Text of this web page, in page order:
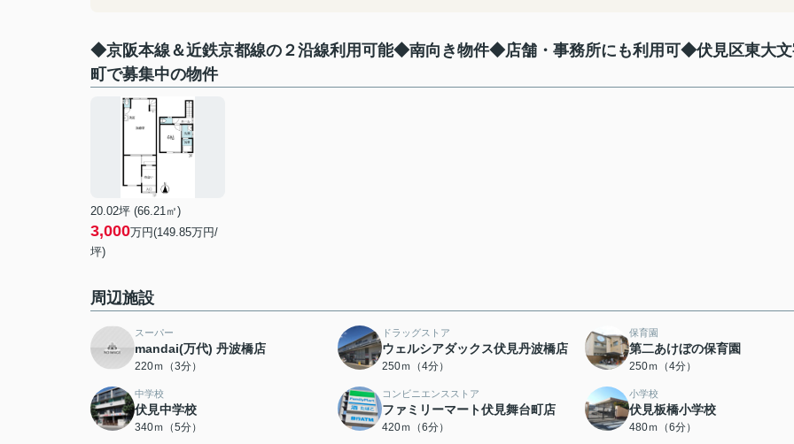
◆京阪本線＆近鉄京都線の２沿線利用可能◆南向き物件◆店舗・事務所にも利用可◆伏見区東大
町で募集中の物件
20.02坪 (66.21㎡)
3,000万円(149.85万円/
坪)
周辺施設
スーパー
mandai(万代) 丹波橋店
220ｍ（3分）
ドラッグストア
ウェルシアダックス伏見丹波橋店
250ｍ（4分）
保育園
第二あけぼの保育園
250ｍ（4分）
中学校
伏見中学校
340ｍ（5分）
コンビニエンスストア
ファミリーマート伏見舞台町店
420ｍ（6分）
小学校
伏見板橋小学校
480ｍ（6分）